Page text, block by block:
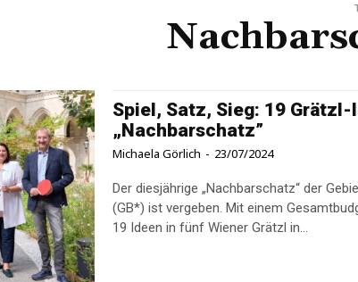
Spiel, Satz, Sieg: 19 Grätzl-
„Nachbarschatz”
Michaela Görlich - 23/07/2024
Der diesjährige „Nachbarschatz“ der
(GB*) ist vergeben. Mit einem
19 Ideen in fünf Wiener Grätzl in...